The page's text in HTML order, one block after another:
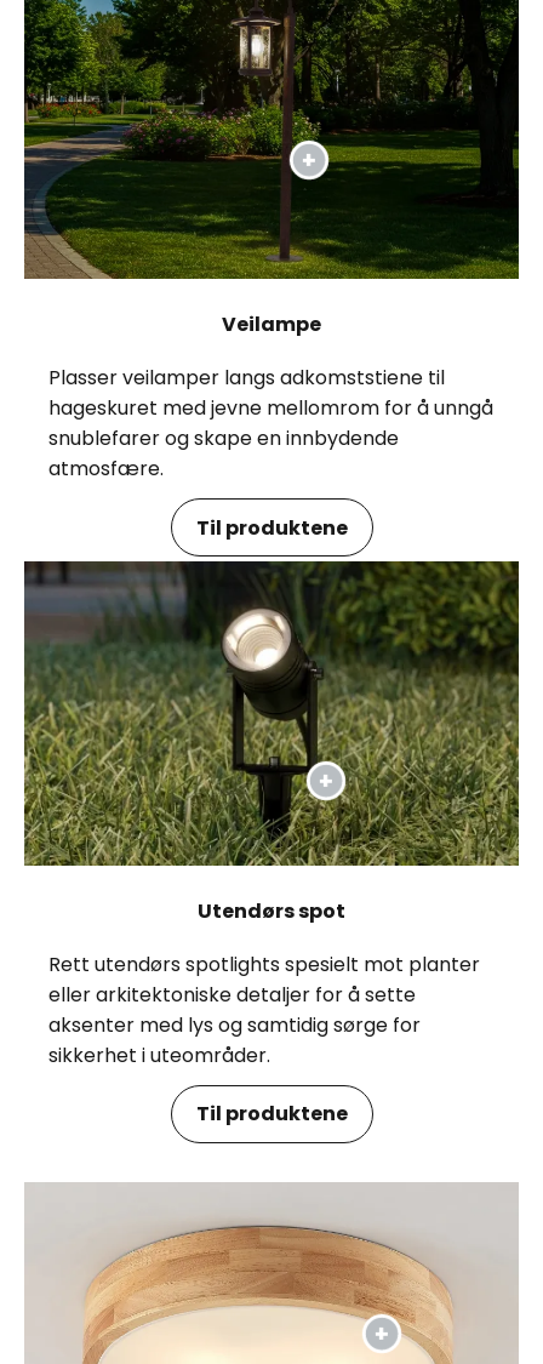
Veilampe
Plasser veilamper langs adkomststiene til
hageskuret med jevne mellomrom for å unngå
snublefarer og skape en innbydende
atmosfære.
Til produktene
Utendørs spot
Rett utendørs spotlights spesielt mot planter
eller arkitektoniske detaljer for å sette
aksenter med lys og samtidig sørge for
sikkerhet i uteområder.
Til produktene